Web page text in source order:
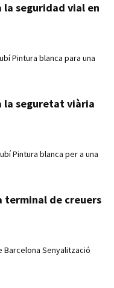
la seguridad vial en
Pintura blanca para una
la seguretat viària
Pintura blanca per a una
terminal de creuers
Senyalització